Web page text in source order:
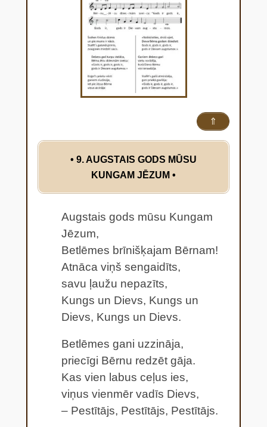
⇑
• 9. AUGSTAIS GODS MŪSU
KUNGAM JĒZUM •
Augstais gods mūsu Kungam
Jēzum,
Betlēmes brīnišķajam Bērnam!
Atnāca viņš sengaidīts,
savu ļaužu nepazīts,
Kungs un Dievs, Kungs un
Dievs, Kungs un Dievs.
Betlēmes gani uzzināja,
priecīgi Bērnu redzēt gāja.
Kas vien labus ceļus ies,
viņus vienmēr vadīs Dievs,
– Pestītājs, Pestītājs, Pestītājs.